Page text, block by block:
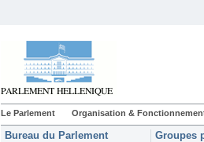
Le Parlement Organisation &
Bureau du Parlement Groupes